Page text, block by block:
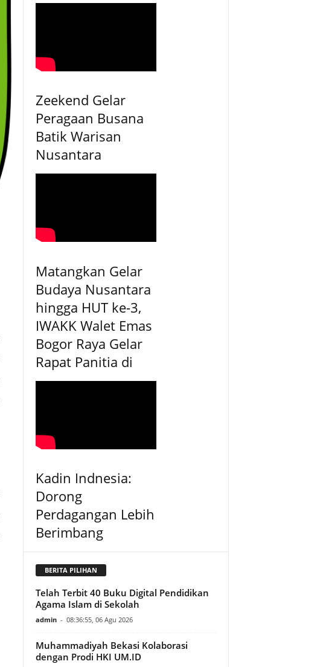
Zeekend Gelar
Peragaan Busana
Batik Warisan
Nusantara
Matangkan Gelar
Budaya Nusantara
hingga HUT ke-3,
IWAKK Walet Emas
Bogor Raya Gelar
Rapat Panitia di
Kadin Indnesia:
Dorong
Perdagangan Lebih
Berimbang
BERITA PILIHAN
Telah Terbit 40 Buku Digital Pendidikan
Agama Islam di Sekolah
admin - 08:36:55, 06 Agu 2026
Muhammadiyah Bekasi Kolaborasi
dengan Prodi HKI UM.ID